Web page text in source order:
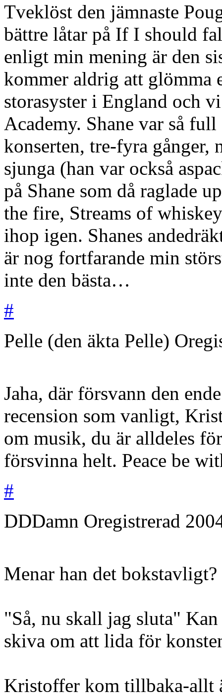
Tveklöst den jämnaste
bättre låtar på If I should
enligt min mening är den
kommer aldrig att glömma
storasyster i England och
Academy. Shane var så
konserten, tre-fyra gånger,
sjunga (han var också
på Shane som då raglade
the fire, Streams of
ihop igen. Shanes
är nog fortfarande min
inte den bästa…
#
Pelle (den äkta Pelle)
Jaha, där försvann den
recension som vanligt,
om musik, du är alldeles
försvinna helt. Peace be
#
DDDamn Oregistrerad
Menar han det bokstavligt?
"Så, nu skall jag sluta"
skiva om att lida för
Kristoffer kom tillbaka-allt